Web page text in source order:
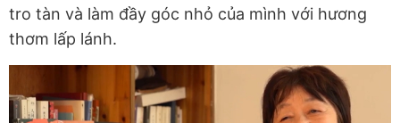
tro tàn và làm đầy góc nhỏ của mình với hương
thơm lấp lánh.